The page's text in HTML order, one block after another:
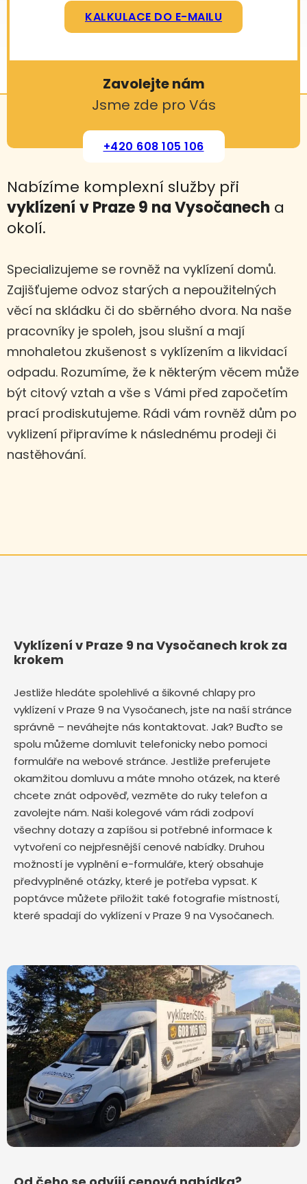
KALKULACE DO E-MAILU
Zavolejte nám
Jsme zde pro Vás
+420 608 105 106
Nabízíme komplexní služby při
vyklízení v Praze 9 na Vysočanech a
okolí.
Specializujeme se rovněž na vyklízení domů.
Zajišťujeme odvoz starých a nepoužitelných
věcí na skládku či do sběrného dvora. Na naše
pracovníky je spoleh, jsou slušní a mají
mnohaletou zkušenost s vyklízením a likvidací
odpadu. Rozumíme, že k některým věcem může
být citový vztah a vše s Vámi před započetím
prací prodiskutujeme. Rádi vám rovněž dům po
vyklizení připravíme k následnému prodeji či
nastěhování.
Vyklízení v Praze 9 na Vysočanech krok za
krokem
Jestliže hledáte spolehlivé a šikovné chlapy pro
vyklízení v Praze 9 na Vysočanech, jste na naší stránce
správně – neváhejte nás kontaktovat. Jak? Buďto se
spolu můžeme domluvit telefonicky nebo pomoci
formuláře na webové stránce. Jestliže preferujete
okamžitou domluvu a máte mnoho otázek, na které
chcete znát odpověď, vezměte do ruky telefon a
zavolejte nám. Naši kolegové vám rádi zodpoví
všechny dotazy a zapíšou si potřebné informace k
vytvoření co nejpřesnější cenové nabídky. Druhou
možností je vyplnění e-formuláře, který obsahuje
předvyplněné otázky, které je potřeba vypsat. K
poptávce můžete přiložit také fotografie místností,
které spadají do vyklízení v Praze 9 na Vysočanech.